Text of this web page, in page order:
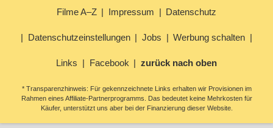
Filme A–Z Impressum Datenschutz
Datenschutzeinstellungen Jobs Werbung schalten
Links Facebook zurück nach oben
* Transparenzhinweis: Für gekennzeichnete Links erhalten wir Provisionen im
Rahmen eines Affiliate-Partnerprogramms. Das bedeutet keine Mehrkosten für
Käufer, unterstützt uns aber bei der Finanzierung dieser Website.